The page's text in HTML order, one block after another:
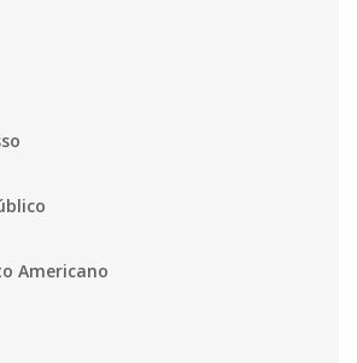
Americano